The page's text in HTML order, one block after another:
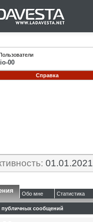
00
Справка
01.01.2021
Обо мне Статистика
публичных сообщений